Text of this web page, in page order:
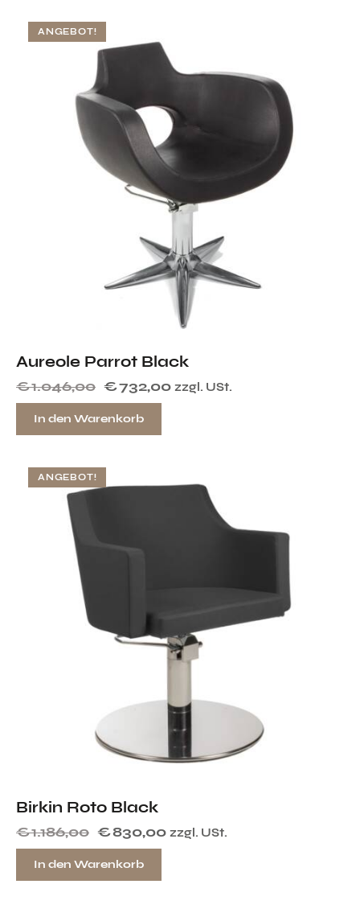
ANGEBOT!
Aureole Parrot Black
€1.046,00 €732,00 zzgl. USt.
In den Warenkorb
ANGEBOT!
Birkin Roto Black
€1.186,00 €830,00 zzgl. USt.
In den Warenkorb